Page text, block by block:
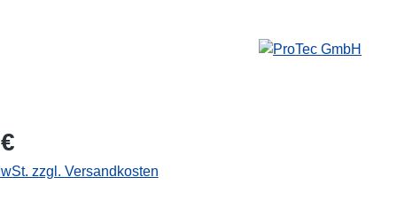
zzgl. Versandkosten